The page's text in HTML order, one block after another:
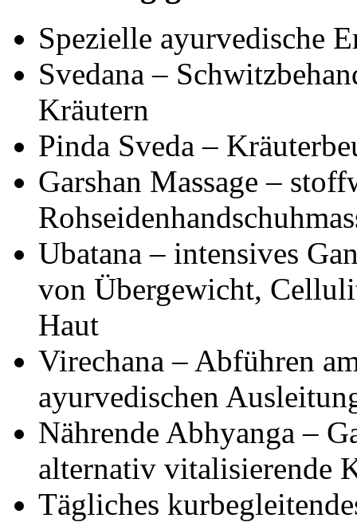
Spezielle ayurvedische
Svedana –
Kräutern
Pinda Sveda –
Garshan Massage –
Ubatana – intensives
von Übergewicht,
Haut
Virechana – Abführen
ayurvedischen
Nährende Abhyanga –
alternativ vitalisierende
Tägliches